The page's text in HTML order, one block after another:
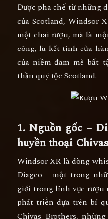
Được pha chế từ những
của Scotland, Windsor
một chai rượu, mà là
công, là kết tinh của
của niềm đam mê bất
thần quý tộc Scotland.
1. Nguồn gốc –
huyền thoại
Windsor XR là dòng
Diageo – một trong
giới trong lĩnh vực rượu
phát triển dựa trên bí
Chivas Brothers,